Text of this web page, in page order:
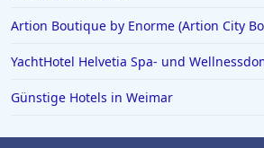
Artion Boutique by Enorme (Artion City
YachtHotel Helvetia Spa- und
Günstige Hotels in Weimar